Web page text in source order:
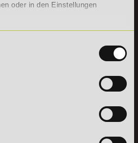
oder in den Einstellungen
eLearning Studieninstitut